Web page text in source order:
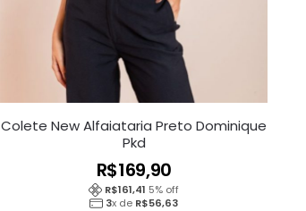
Colete New Alfaiataria Preto Dominique
Pkd
R$169,90
R$161,41 5% off
3x de R$56,63